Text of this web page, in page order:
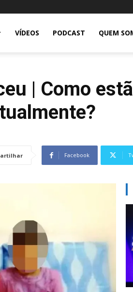
VÍDEOS PODCAST QUEM
| Como
Facebook